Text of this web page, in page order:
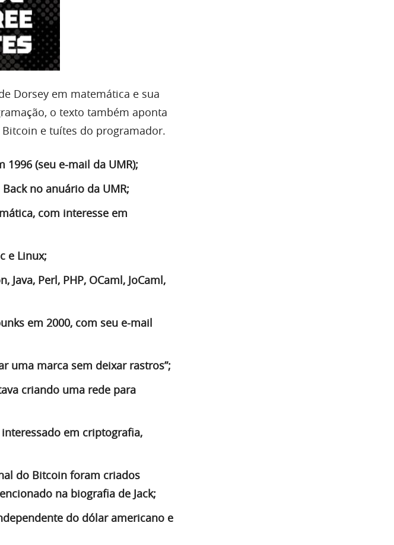
Dorsey em matemática e sua
o texto também aponta
e tuítes do programador.
(seu e-mail da UMR);
no anuário da UMR;
com interesse em
e Linux;
Perl, PHP, OCaml, JoCaml,
em 2000, com seu e-mail
uma marca sem deixar rastros”;
criando uma rede para
em criptografia,
do Bitcoin foram criados
na biografia de Jack;
do dólar americano e